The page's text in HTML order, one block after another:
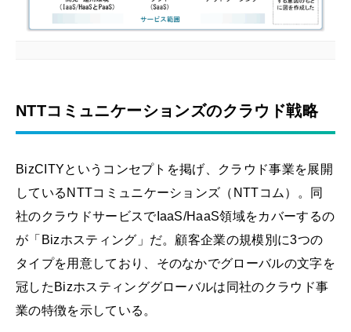
NTTコミュニケーションズのクラウド戦略
BizCITYというコンセプトを掲げ、クラウド事業を展開
しているNTTコミュニケーションズ（NTTコム）。同
社のクラウドサービスでIaaS/HaaS領域をカバーするの
が「Bizホスティング」だ。顧客企業の規模別に3つの
タイプを用意しており、そのなかでグローバルの文字を
冠したBizホスティンググローバルは同社のクラウド事
業の特徴を示している。